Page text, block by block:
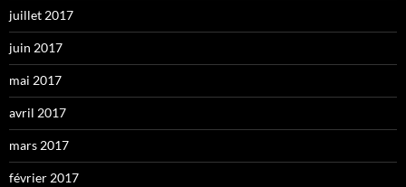
juillet 2017
juin 2017
mai 2017
avril 2017
mars 2017
février 2017